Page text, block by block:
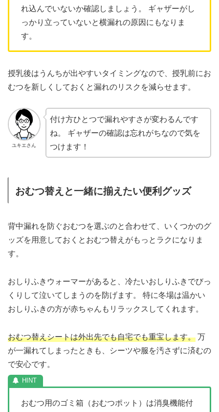
れ込んでいないか確認しましょう。 ギャザーがし
っかり立っていないと横漏れの原因にもなりま
す。
授乳後はうんちが出やすいタイミングなので、授乳前にお
むつを新しくしておくと漏れのリスクを減らせます。
ユキエさん
付け方ひとつで漏れやすさが変わるんです
ね。 ギャザーの確認は忘れがちなので気を
つけます！
おむつ替えと一緒に揃えたい便利グッズ
背中漏れを防ぐおむつを選ぶのと合わせて、いくつかのグ
ッズを用意しておくとおむつ替えがもっとラクになりま
す。
おしりふきウォーマーがあると、冷たいおしりふきでびっ
くりして泣いてしまうのを防げます。 特に冬場は温かい
おしりふきの方が赤ちゃんもリラックスしてくれます。
おむつ替えシートは外出先でも自宅でも重宝します。万
が一漏れてしまったときも、シーツや服を汚さずに済むの
で安心です。
おむつ用のゴミ箱（おむつポット）は消臭機能付